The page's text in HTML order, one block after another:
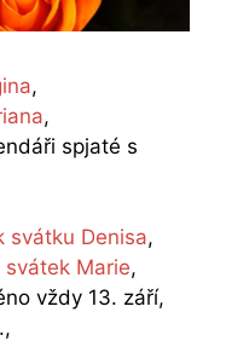
,
,
spjaté s
svátku Denisa,
svátek Marie,
vždy 13. září,